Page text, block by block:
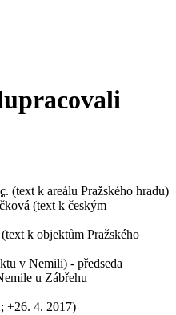
(text k areálu Pražského hradu)
(text k českým
k objektům Pražského
v Nemili) - předseda
u Zábřehu
+26. 4. 2017)